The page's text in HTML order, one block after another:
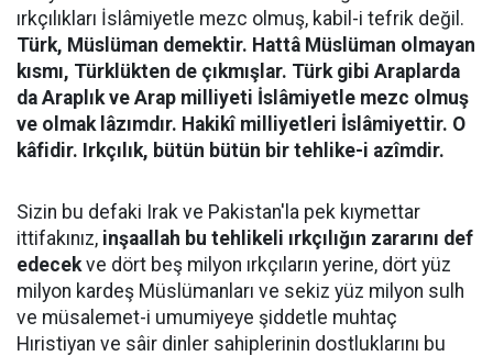
ırkçılıkları İslâmiyetle mezc olmuş, kabil-i tefrik değil.
Türk, Müslüman demektir. Hattâ Müslüman olmayan
kısmı, Türklükten de çıkmışlar. Türk gibi Araplarda
da Araplık ve Arap milliyeti İslâmiyetle mezc olmuş
ve olmak lâzımdır. Hakikî milliyetleri İslâmiyettir. O
kâfidir. Irkçılık, bütün bütün bir tehlike-i azîmdir.
Sizin bu defaki Irak ve Pakistan'la pek kıymettar
ittifakınız, inşaallah bu tehlikeli ırkçılığın zararını def
edecekve dört beş milyon ırkçıların yerine, dört yüz
milyon kardeş Müslümanları ve sekiz yüz milyon sulh
ve müsalemet-i umumiyeye şiddetle muhtaç
Hıristiyan ve sâir dinler sahiplerinin dostluklarını bu